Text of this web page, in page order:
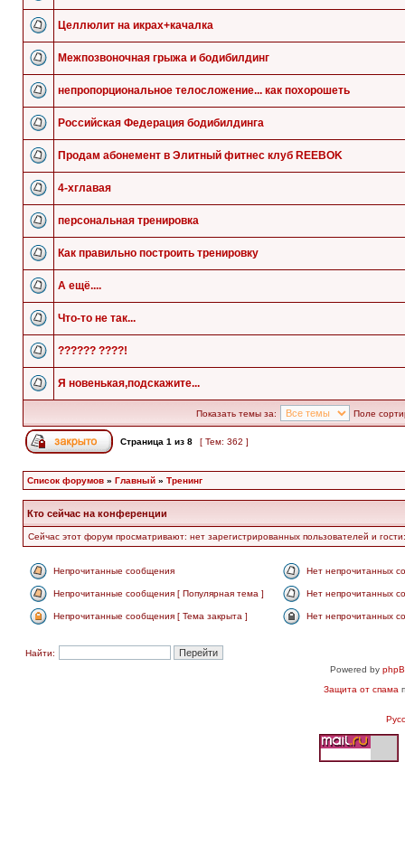
Целлюлит на икрах+качалка
Межпозвоночная грыжа и бодибилдинг
непропорциональное телосложение... как похорошеть
Российская Федерация бодибилдинга
Продам абонемент в Элитный фитнес клуб REEBOK
4-хглавая
персональная тренировка
Как правильно построить тренировку
А ещё....
Что-то не так...
?????? ????!
Я новенькая,подскажите...
Показать темы за: Поле
Страница 1 из 8 [ Тем: 362 ]
Список форумов » Главный » Тренинг
Кто сейчас на конференции
Сейчас этот форум просматривают: нет зарегистрированных пользователей и
Непрочитанные сообщения Нет непрочитанных
Непрочитанные сообщения [ Популярная тема ] Нет непрочитанных
Непрочитанные сообщения [ Тема закрыта ] Нет непрочитанных
Найти:
Powered by
Защита от спама